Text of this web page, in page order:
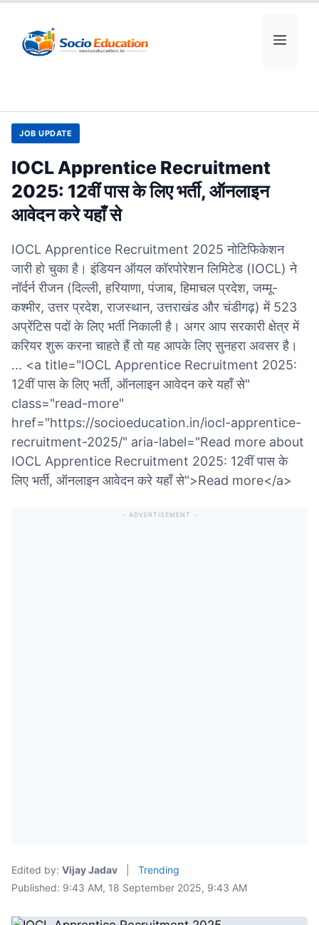
content
MENU
JOB UPDATE
IOCL Apprentice Recruitment
2025: 12वीं पास के लिए भर्ती, ऑनलाइन
आवेदन करे यहाँ से
IOCL Apprentice Recruitment 2025 नोटिफिकेशन
जारी हो चुका है। इंडियन ऑयल कॉरपोरेशन लिमिटेड (IOCL) ने
नॉर्दर्न रीजन (दिल्ली, हरियाणा, पंजाब, हिमाचल प्रदेश, जम्मू-
कश्मीर, उत्तर प्रदेश, राजस्थान, उत्तराखंड और चंडीगढ़) में 523
अप्रेंटिस पदों के लिए भर्ती निकाली है। अगर आप सरकारी क्षेत्र में
करियर शुरू करना चाहते हैं तो यह आपके लिए सुनहरा अवसर है।
... <a title="IOCL Apprentice Recruitment 2025:
12वीं पास के लिए भर्ती, ऑनलाइन आवेदन करे यहाँ से"
class="read-more"
href="https://socioeducation.in/iocl-apprentice-
recruitment-2025/" aria-label="Read more about
IOCL Apprentice Recruitment 2025: 12वीं पास के
लिए भर्ती, ऑनलाइन आवेदन करे यहाँ से">Read more</a>
Edited by: Vijay Jadav
Trending
Published: 9:43 AM, 18 September 2025, 9:43 AM